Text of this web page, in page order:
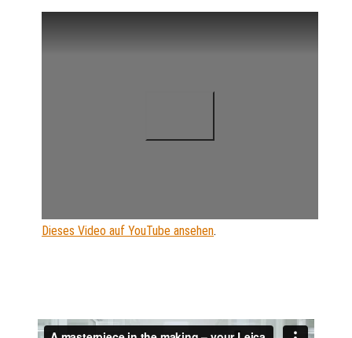
Dieses Video auf YouTube ansehen.